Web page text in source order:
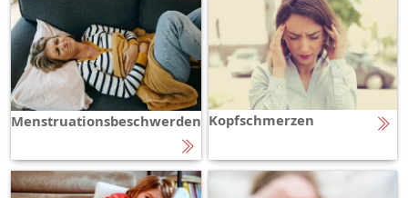
Menstruationsbeschwerden Kopfschmerzen